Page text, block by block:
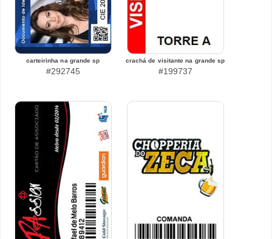
carteirinha na grande sp
#292745
crachá de visitante na grande sp
#199737